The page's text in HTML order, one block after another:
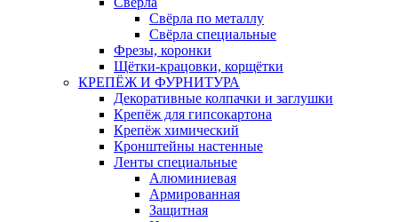
Свёрла по металлу
Свёрла специальные
Фрезы, коронки
Щётки-крацовки, корщётки
КРЕПЁЖ И ФУРНИТУРА
Декоративные колпачки и заглушки
Крепёж для гипсокартона
Крепёж химический
Кронштейны настенные
Ленты специальные
Алюминиевая
Армированная
Защитная